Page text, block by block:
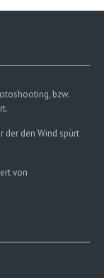
bzw.
der den Wind spürt
von